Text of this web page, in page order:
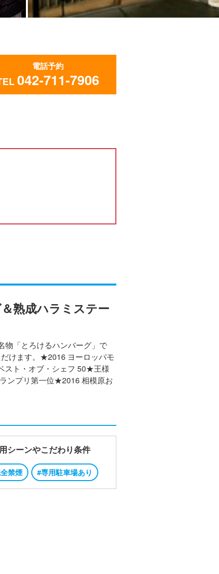
電話予約
042-711-7906
熟成ハラミステー
物「とろけるハンバーグ」で
けます。★2016 ヨーロッパモ
スト・オブ・シェフ 50★王様
ンプリ第一位★2016 相模原お
シーンやこだわり条件
禁煙 #専用駐車場あり